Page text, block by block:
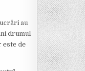
au
drumul
este de